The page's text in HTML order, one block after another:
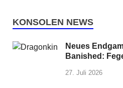
KONSOLEN NEWS
Neues
Banished:
27. Juli 2026